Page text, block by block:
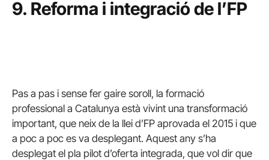
9. Reforma i integració de l’FP
Pas a pas i sense fer gaire soroll, la formació
professional a Catalunya està vivint una transformació
important, que neix de la llei d’FP aprovada el 2015 i que
a poc a poc es va desplegant. Aquest any s’ha
desplegat el pla pilot d’oferta integrada, que vol dir que